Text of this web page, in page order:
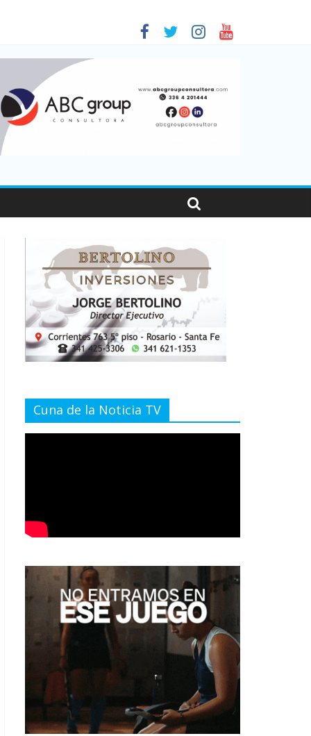
viajaron por el país, un 5,9% más que en 2025
Cuna de la Noticia TV